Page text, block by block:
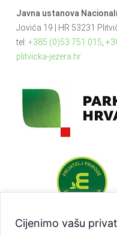
Cijenimo vašu
Javna ustanova
Jovića 19 | HR 53231
tel: +385 (0)53 751 015
plitvicka-jezera.hr